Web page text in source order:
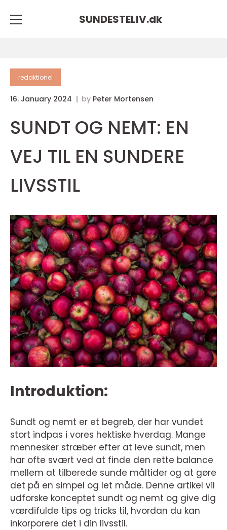
SUNDESTELIV.dk
redaktionel
16. January 2024 by Peter Mortensen
SUNDT OG NEMT: EN
VEJ TIL EN SUNDERE
LIVSSTIL
Introduktion:
Sundt og nemt er et begreb, der har vundet
stort indpas i vores hektiske hverdag. Mange
mennesker stræber efter at leve sundt, men
har ofte svært ved at finde den rette balance
mellem at tilberede sunde måltider og at gøre
det på en simpel og let måde. Denne artikel vil
udforske konceptet sundt og nemt og give dig
værdifulde tips og tricks til, hvordan du kan
inkorporere det i din livsstil.